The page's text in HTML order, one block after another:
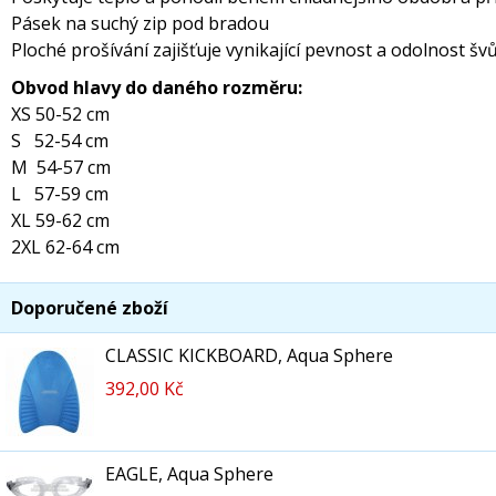
Pásek na suchý zip pod bradou
Ploché prošívání zajišťuje vynikající pevnost a odolnost
Obvod hlavy do daného rozměru:
XS 50-52 cm
S 52-54 cm
M 54-57 cm
L 57-59 cm
XL 59-62 cm
2XL 62-64 cm
Doporučené zboží
CLASSIC KICKBOARD, Aqua Sphere
392,00 Kč
EAGLE, Aqua Sphere